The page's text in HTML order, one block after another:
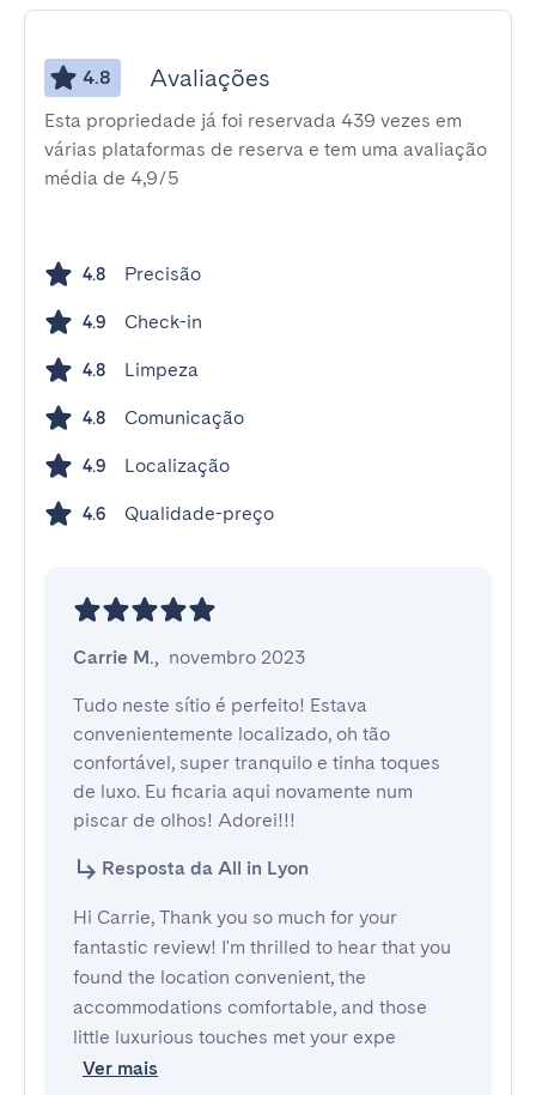
4.8 Avaliações
Esta propriedade já foi reservada 439 vezes em
várias plataformas de reserva e tem uma avaliação
média de 4,9/5
4.8 Precisão
4.9 Check-in
4.8 Limpeza
4.8 Comunicação
4.9 Localização
4.6 Qualidade-preço
Carrie M., novembro 2023
Tudo neste sítio é perfeito! Estava
convenientemente localizado, oh tão
confortável, super tranquilo e tinha toques
de luxo. Eu ficaria aqui novamente num
piscar de olhos! Adorei!!!
Resposta da All in Lyon
Hi Carrie, Thank you so much for your
fantastic review! I'm thrilled to hear that you
found the location convenient, the
accommodations comfortable, and those
little luxurious touches met your expe
Ver mais